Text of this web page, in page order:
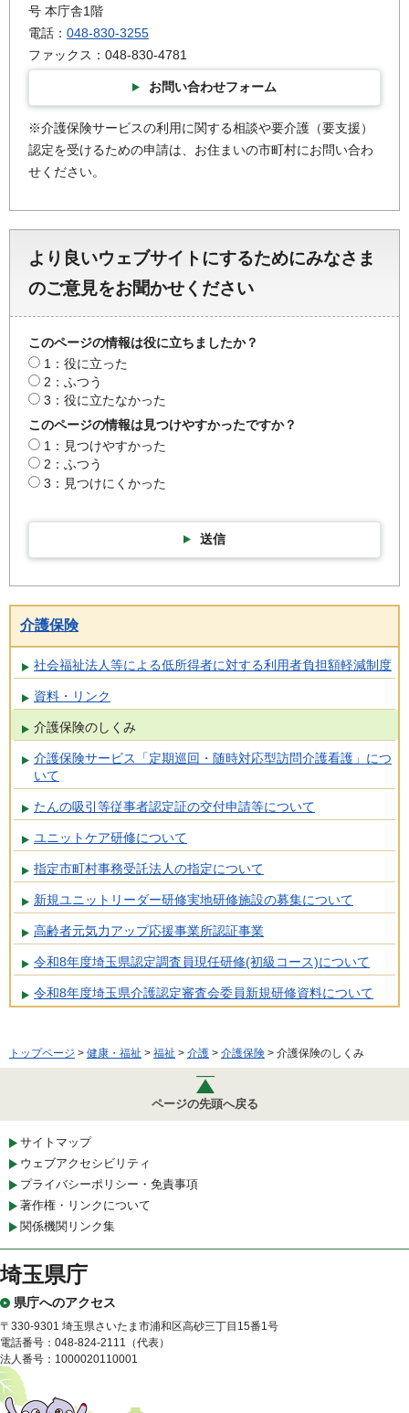
号 本庁舎1階
電話： 048-830-3255
ファックス：048-830-4781
お問い合わせフォーム
※介護保険サービスの利用に関する相談や要介護（要支援）
認定を受けるための申請は、お住まいの市町村にお問い合わ
せください。
より良いウェブサイトにするためにみなさま
のご意見をお聞かせください
このページの情報は役に立ちましたか？
1：役に立った
2：ふつう
3：役に立たなかった
このページの情報は見つけやすかったですか？
1：見つけやすかった
2：ふつう
3：見つけにくかった
送信
介護保険
社会福祉法人等による低所得者に対する利用者負担額軽減制度
資料・リンク
介護保険のしくみ
介護保険サービス「定期巡回・随時対応型訪問介護看護」につ
いて
たんの吸引等従事者認定証の交付申請等について
ユニットケア研修について
指定市町村事務受託法人の指定について
新規ユニットリーダー研修実地研修施設の募集について
高齢者元気力アップ応援事業所認証事業
令和8年度埼玉県認定調査員現任研修(初級コース)について
令和8年度埼玉県介護認定審査会委員新規研修資料について
トップページ > 健康・福祉 > 福祉 > 介護 > 介護保険 > 介護保険のしくみ
ページの先頭へ戻る
サイトマップ
ウェブアクセシビリティ
プライバシーポリシー・免責事項
著作権・リンクについて
関係機関リンク集
埼玉県庁
県庁へのアクセス
〒330-9301 埼玉県さいたま市浦和区高砂三丁目15番1号
電話番号：048-824-2111（代表）
法人番号：1000020110001